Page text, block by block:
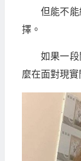
但能不
擇。
如果一
麼在面對現實